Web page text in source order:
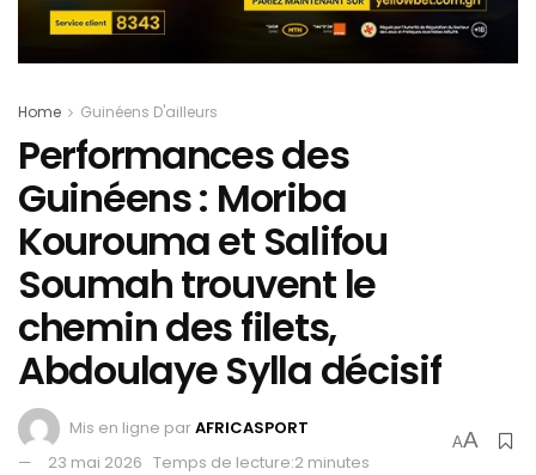
Home Guinéens D'ailleurs
Performances des
Guinéens : Moriba
Kourouma et Salifou
Soumah trouvent le
chemin des filets,
Abdoulaye Sylla décisif
Mis en ligne parAFRICASPORT
23 mai 2026 Temps de lecture:2 minutes
AA